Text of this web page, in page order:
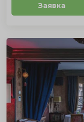
Заявка